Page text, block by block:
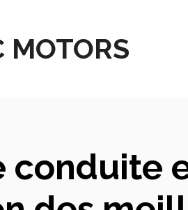
MOTORS
conduite